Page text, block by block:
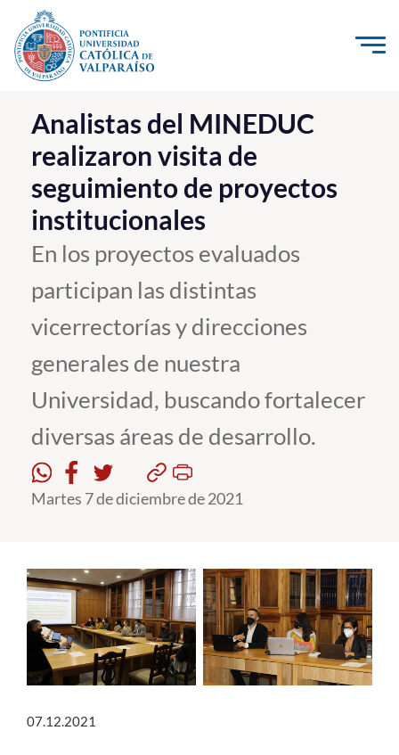
Click acá para ir directamente al contenido
La Universidad
Investigación, Creación e Innovación
PUCV Internacional
Vinculación con el Medio
Admisión
Pregrado
Formación Continua
Estudiantes
Académicos
English
Analistas del MINEDUC
realizaron visita de
seguimiento de proyectos
institucionales
En los proyectos evaluados
participan las distintas
vicerrectorías y direcciones
generales de nuestra
Universidad, buscando fortalecer
diversas áreas de desarrollo.
Martes 7 de diciembre de 2021
07.12.2021